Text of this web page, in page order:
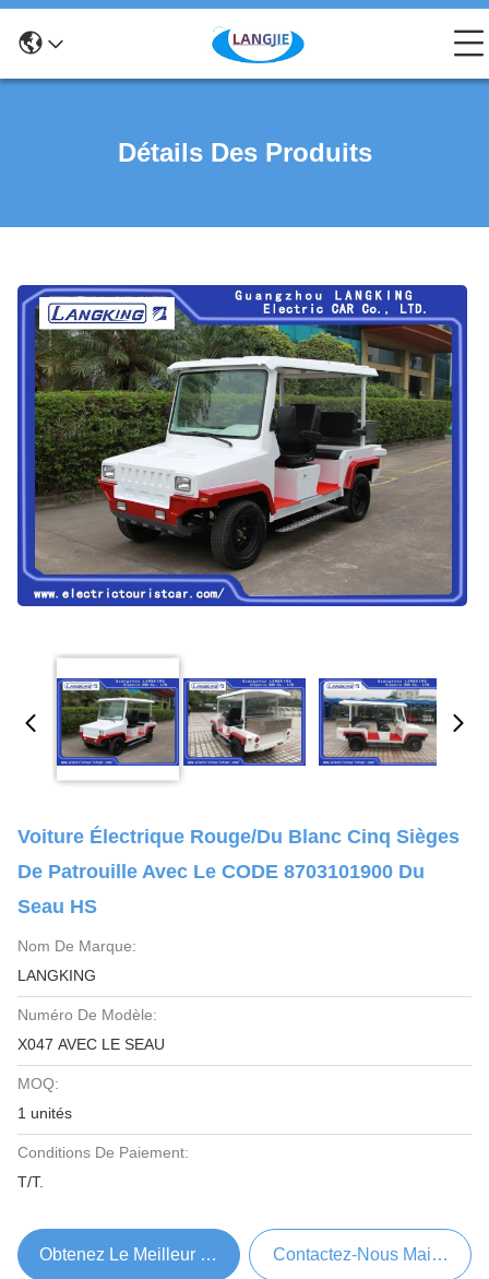
Détails Des Produits
Voiture Électrique Rouge/du Blanc Cinq Sièges
De Patrouille Avec Le CODE 8703101900 Du
Seau HS
Nom De Marque:
LANGKING
Numéro De Modèle:
X047 AVEC LE SEAU
MOQ:
1 unités
Conditions De Paiement:
T/T.
Obtenez Le Meilleur Prix Contactez-Nous Maintenant